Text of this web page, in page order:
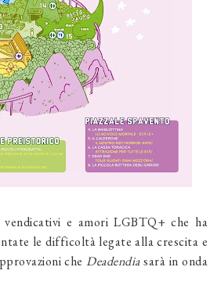
e amori LGBTQ+ che ha
le difficoltà legate alla crescita e
cheDeadendiasarà in onda